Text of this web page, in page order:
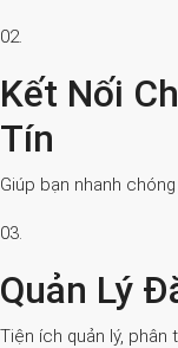
02.
Kết Nối
Tín
Giúp bạn nhanh
03.
Quản Lý
Tiện ích quản lý, phân